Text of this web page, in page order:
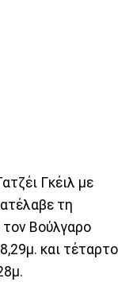
Γκέιλ με
τη
Βούλγαρο
και τέταρτο